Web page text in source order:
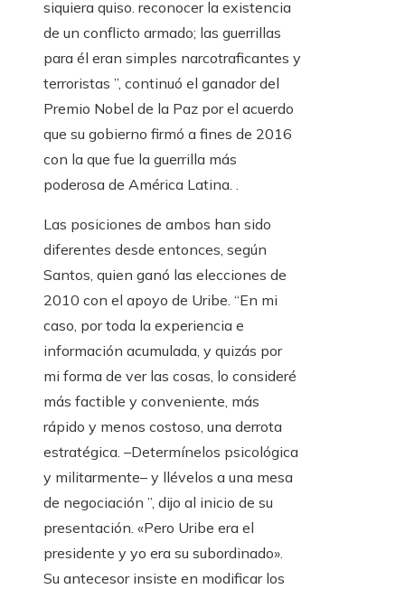
siquiera quiso. reconocer la existencia
de un conflicto armado; las guerrillas
para él eran simples narcotraficantes y
terroristas ”, continuó el ganador del
Premio Nobel de la Paz por el acuerdo
que su gobierno firmó a fines de 2016
con la que fue la guerrilla más
poderosa de América Latina. .
Las posiciones de ambos han sido
diferentes desde entonces, según
Santos, quien ganó las elecciones de
2010 con el apoyo de Uribe. “En mi
caso, por toda la experiencia e
información acumulada, y quizás por
mi forma de ver las cosas, lo consideré
más factible y conveniente, más
rápido y menos costoso, una derrota
estratégica. –Determínelos psicológica
y militarmente– y llévelos a una mesa
de negociación ”, dijo al inicio de su
presentación. «Pero Uribe era el
presidente y yo era su subordinado».
Su antecesor insiste en modificar los